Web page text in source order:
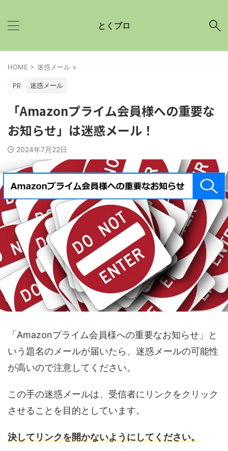
とくブロ
HOME > 迷惑メール >
迷惑メール
「Amazonプライム会員様への重要な
お知らせ」は迷惑メール！
2024年7月22日
「Amazonプライム会員様への重要なお知らせ」と
いう題名のメールが届いたら、迷惑メールの可能性
が高いので注意してください。
この手の迷惑メールは、受信者にリンクをクリック
させることを目的としています。
決してリンクを開かないようにしてください。